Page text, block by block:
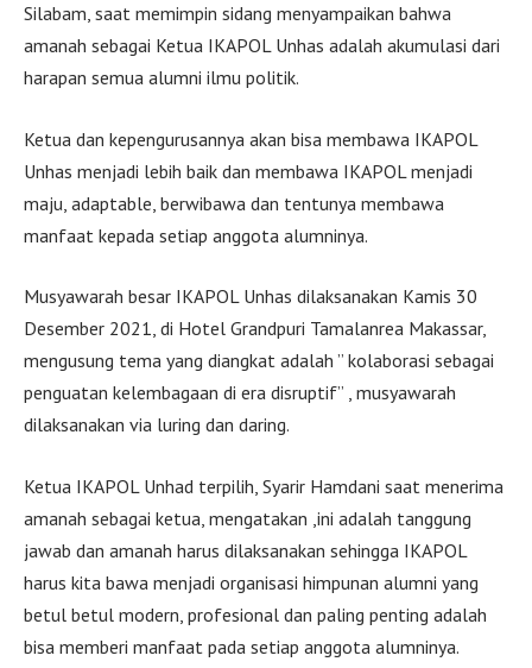
Silabam, saat memimpin sidang menyampaikan bahwa
amanah sebagai Ketua IKAPOL Unhas adalah akumulasi dari
harapan semua alumni ilmu politik.
Ketua dan kepengurusannya akan bisa membawa IKAPOL
Unhas menjadi lebih baik dan membawa IKAPOL menjadi
maju, adaptable, berwibawa dan tentunya membawa
manfaat kepada setiap anggota alumninya.
Musyawarah besar IKAPOL Unhas dilaksanakan Kamis 30
Desember 2021, di Hotel Grandpuri Tamalanrea Makassar,
mengusung tema yang diangkat adalah ” kolaborasi sebagai
penguatan kelembagaan di era disruptif” , musyawarah
dilaksanakan via luring dan daring.
Ketua IKAPOL Unhad terpilih, Syarir Hamdani saat menerima
amanah sebagai ketua, mengatakan ,ini adalah tanggung
jawab dan amanah harus dilaksanakan sehingga IKAPOL
harus kita bawa menjadi organisasi himpunan alumni yang
betul betul modern, profesional dan paling penting adalah
bisa memberi manfaat pada setiap anggota alumninya.